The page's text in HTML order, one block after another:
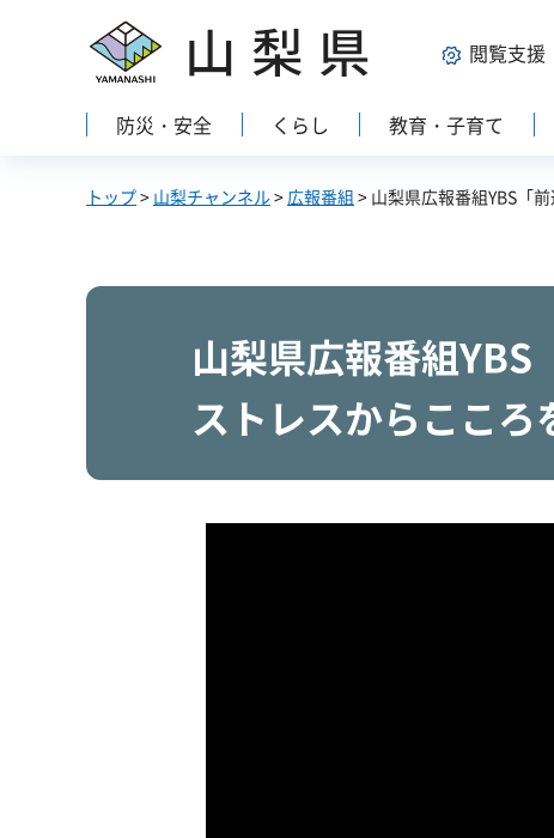
山梨県 閲覧支援
防災・安全 くらし 教育・子育て
トップ> 山梨チャンネル> 広報番組 > 山梨県広報番組YBS「
山梨県広報番組
ストレスからこころ